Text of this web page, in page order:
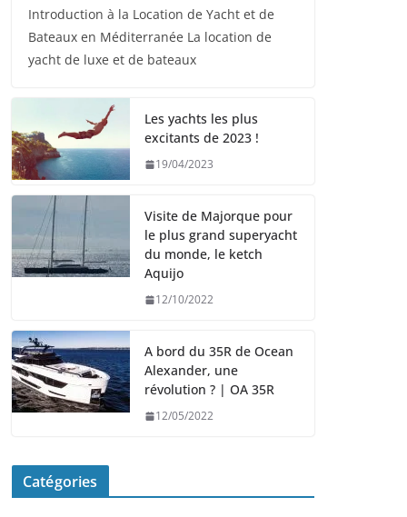
Introduction à la Location de Yacht et de
Bateaux en Méditerranée La location de
yacht de luxe et de bateaux
Les yachts les plus
excitants de 2023 !
19/04/2023
Visite de Majorque pour
le plus grand superyacht
du monde, le ketch
Aquijo
12/10/2022
A bord du 35R de Ocean
Alexander, une
révolution ? | OA 35R
12/05/2022
Catégories